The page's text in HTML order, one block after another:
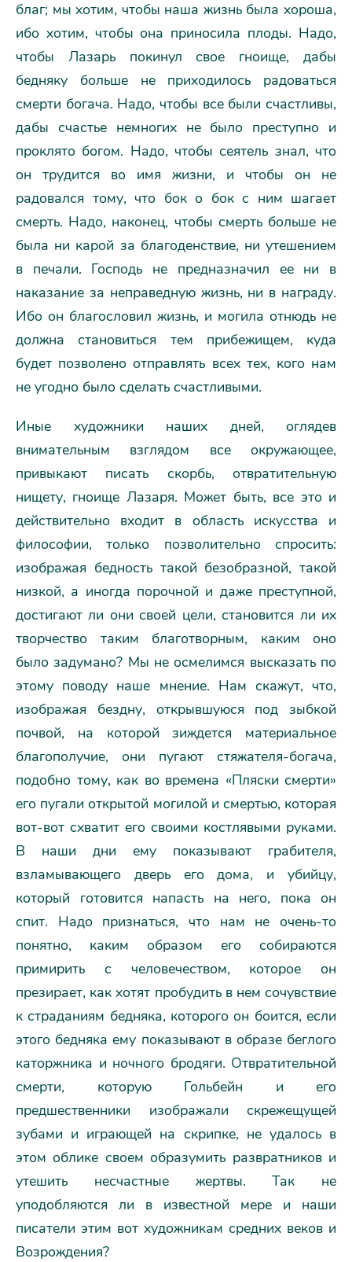
благ; мы хотим, чтобы наша жизнь была хороша,
ибо хотим, чтобы она приносила плоды. Надо,
чтобы Лазарь покинул свое гноище, дабы
бедняку больше не приходилось радоваться
смерти богача. Надо, чтобы все были счастливы,
дабы счастье немногих не было преступно и
проклято богом. Надо, чтобы сеятель знал, что
он трудится во имя жизни, и чтобы он не
радовался тому, что бок о бок с ним шагает
смерть. Надо, наконец, чтобы смерть больше не
была ни карой за благоденствие, ни утешением
в печали. Господь не предназначил ее ни в
наказание за неправедную жизнь, ни в награду.
Ибо он благословил жизнь, и могила отнюдь не
должна становиться тем прибежищем, куда
будет позволено отправлять всех тех, кого нам
не угодно было сделать счастливыми.
Иные художники наших дней, оглядев
внимательным взглядом все окружающее,
привыкают писать скорбь, отвратительную
нищету, гноище Лазаря. Может быть, все это и
действительно входит в область искусства и
философии, только позволительно спросить:
изображая бедность такой безобразной, такой
низкой, а иногда порочной и даже преступной,
достигают ли они своей цели, становится ли их
творчество таким благотворным, каким оно
было задумано? Мы не осмелимся высказать по
этому поводу наше мнение. Нам скажут, что,
изображая бездну, открывшуюся под зыбкой
почвой, на которой зиждется материальное
благополучие, они пугают стяжателя-богача,
подобно тому, как во времена «Пляски смерти»
его пугали открытой могилой и смертью, которая
вот-вот схватит его своими костлявыми руками.
В наши дни ему показывают грабителя,
взламывающего дверь его дома, и убийцу,
который готовится напасть на него, пока он
спит. Надо признаться, что нам не очень-то
понятно, каким образом его собираются
примирить с человечеством, которое он
презирает, как хотят пробудить в нем сочувствие
к страданиям бедняка, которого он боится, если
этого бедняка ему показывают в образе беглого
каторжника и ночного бродяги. Отвратительной
смерти, которую Гольбейн и его
предшественники изображали скрежещущей
зубами и играющей на скрипке, не удалось в
этом облике своем образумить развратников и
утешить несчастные жертвы. Так не
уподобляются ли в известной мере и наши
писатели этим вот художникам средних веков и
Возрождения?